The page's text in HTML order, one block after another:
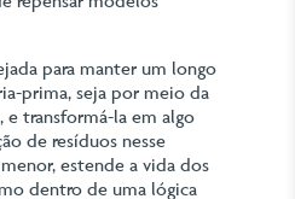
para manter um longo
prima, seja por meio da
e transformá-la em algo
de resíduos nesse
estende a vida dos
dentro de uma lógica